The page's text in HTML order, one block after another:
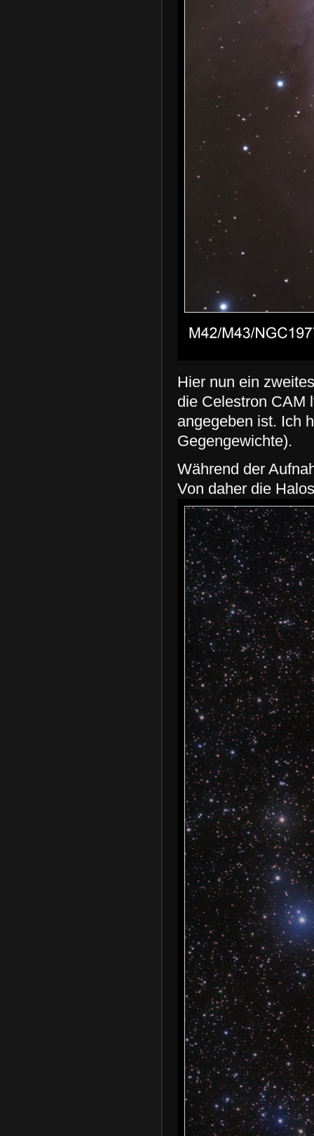
Hier nun ein
die Celestron CAM
angegeben ist. Ich
Gegengewichte).
Während der
Von daher die